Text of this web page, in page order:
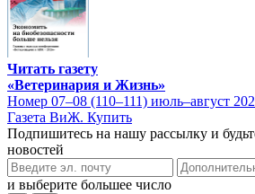
Читать газету
«Ветеринария и Жизнь»
Номер 07–08 (110–111) июль–август
Газета ВиЖ. Купить
Подпишитесь на нашу рассылку и
новостей
и выберите большее число